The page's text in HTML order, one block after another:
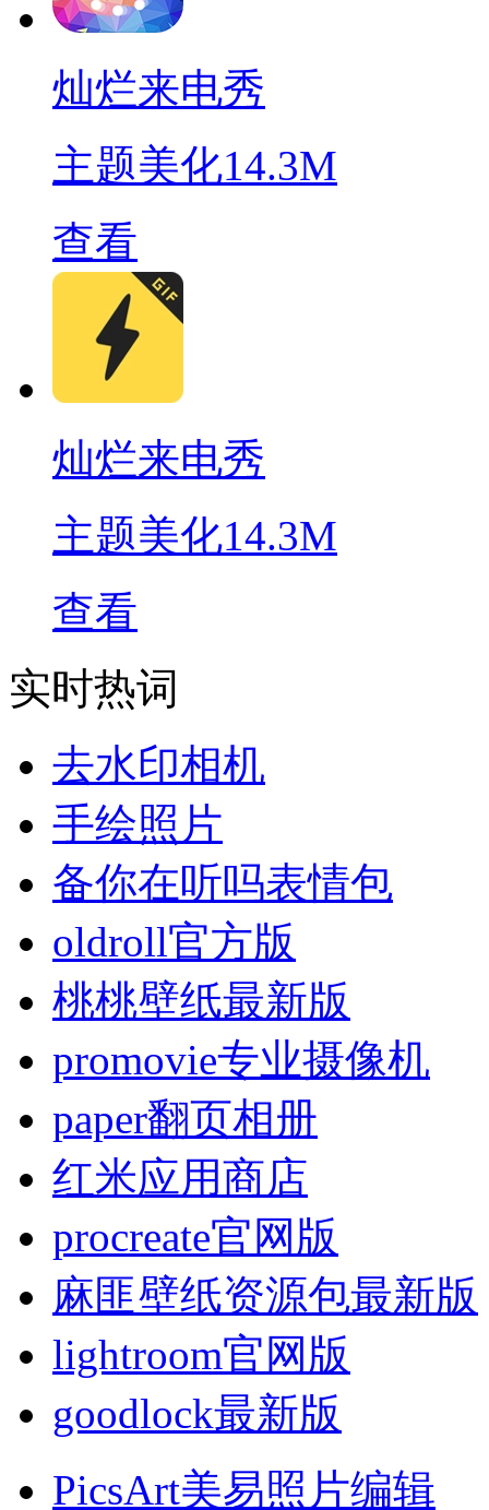
灿烂来电秀
主题美化14.3M
查看
灿烂来电秀
主题美化14.3M
查看
实时热词
去水印相机
手绘照片
备你在听吗表情包
oldroll官方版
桃桃壁纸最新版
promovie专业摄像机
paper翻页相册
红米应用商店
procreate官网版
麻匪壁纸资源包最新版
lightroom官网版
goodlock最新版
PicsArt美易照片编辑